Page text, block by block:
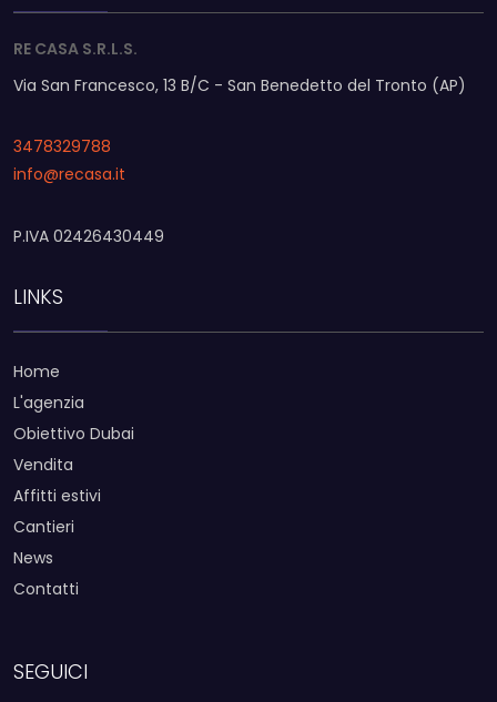
RE CASA S.R.L.S.
Via San Francesco, 13 B/C - San Benedetto del Tronto (AP)
3478329788
info@recasa.it
P.IVA 02426430449
LINKS
Home
L'agenzia
Obiettivo Dubai
Vendita
Affitti estivi
Cantieri
News
Contatti
SEGUICI